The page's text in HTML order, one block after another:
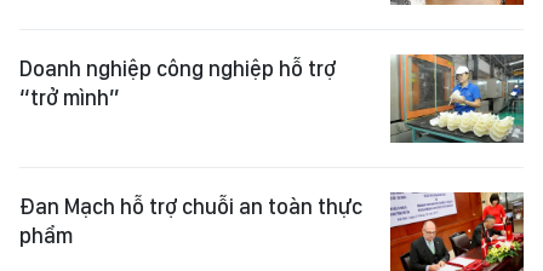
Doanh nghiệp công nghiệp hỗ trợ
“trở mình”
Đan Mạch hỗ trợ chuỗi an toàn thực
phẩm